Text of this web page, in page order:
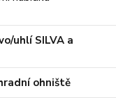
uhlí SILVA a
ohniště